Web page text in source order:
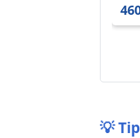
💡